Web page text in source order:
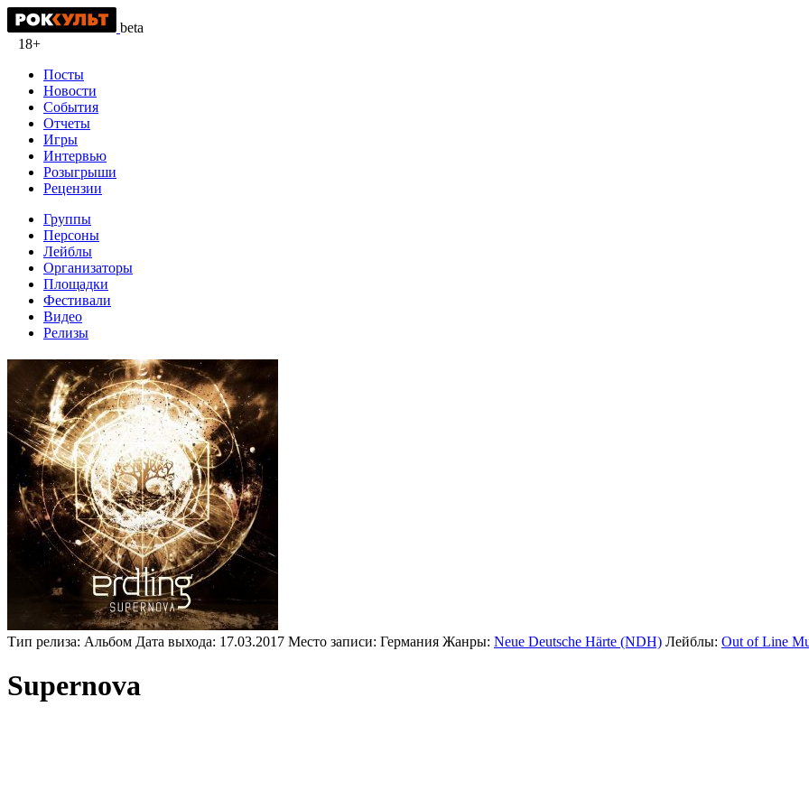
beta
18+
Посты
Новости
События
Отчеты
Игры
Интервью
Розыгрыши
Рецензии
Группы
Персоны
Лейблы
Организаторы
Площадки
Фестивали
Видео
Релизы
Тип релиза: Альбом Дата выхода: 17.03.2017 Место записи: Германия Жанры: Neue Deutsche Härte (NDH) Лейблы: Out of Line
Supernova